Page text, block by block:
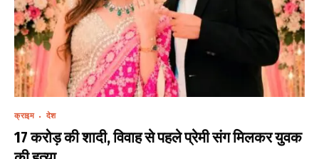
क्राइम देश
17 करोड़ की शादी, विवाह से पहले प्रेमी संग मिलकर युवक